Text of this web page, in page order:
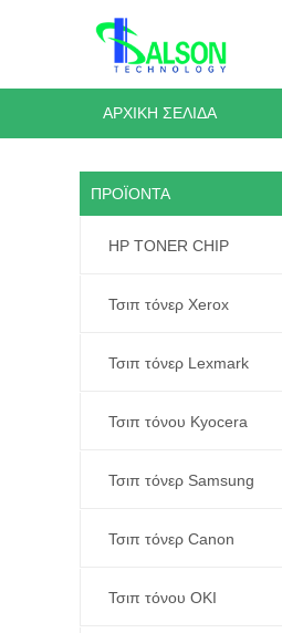
ΑΡΧΙΚΉ ΣΕΛΊΔΑ
ΠΡΟΪΌΝΤΑ
HP TONER CHIP
Τσιπ τόνερ Xerox
Τσιπ τόνερ Lexmark
Τσιπ τόνου Kyocera
Τσιπ τόνερ Samsung
Τσιπ τόνερ Canon
Τσιπ τόνου OKI